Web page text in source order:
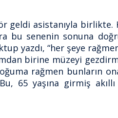
geldi asistanıyla
senenin sonuna
yazdı, “her şeye
birine müzeyi
rağmen bunların
65 yaşına girmiş